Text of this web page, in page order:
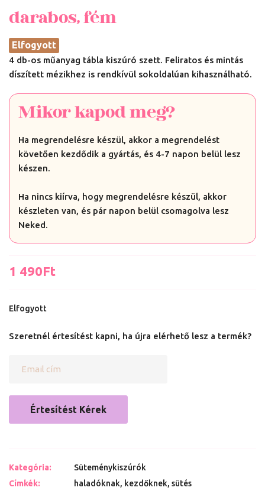
darabos, fém
Elfogyott
4 db-os műanyag tábla kiszúró szett. Feliratos és mintás
díszített mézikhez is rendkívül sokoldalúan kihasználható.
Mikor kapod meg?
Ha megrendelésre készül, akkor a megrendelést
követően kezdődik a gyártás, és 4-7 napon belül lesz
készen.
Ha nincs kiírva, hogy megrendelésre készül, akkor
készleten van, és pár napon belül csomagolva lesz
Neked.
1 490Ft
Elfogyott
Szeretnél értesítést kapni, ha újra elérhető lesz a termék?
Értesítést Kérek
Kategória:
Süteménykiszúrók
Címkék:
haladóknak, kezdőknek, sütés